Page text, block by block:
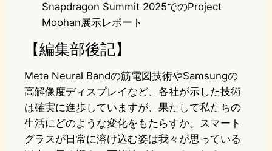
Snapdragon Summit 2025でのProject
Moohan展示レポート
【編集部後記】
Meta Neural Bandの筋電図技術やSamsungの
高解像度ディスプレイなど、各社が示した技術
は確実に進歩していますが、果たして私たちの
生活にどのような変化をもたらすか。スマート
グラスが日常に溶け込む姿は我々が思っている